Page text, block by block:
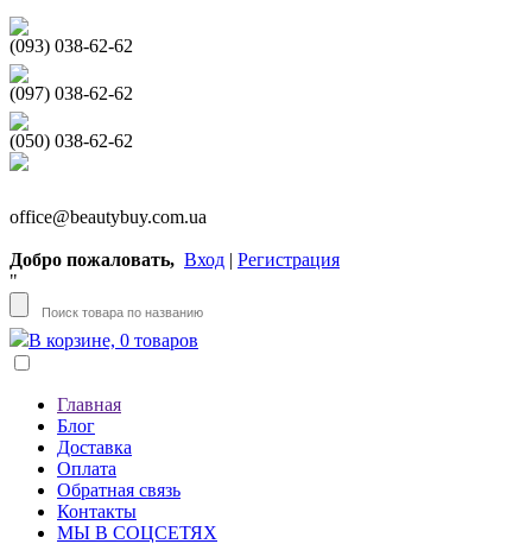
(093) 038-62-62
(097) 038-62-62
(050) 038-62-62
office@beautybuy.com.ua
Добро пожаловать, Вход | Регистрация
"
В корзине, 0 товаров
Главная
Блог
Доставка
Оплата
Обратная связь
Контакты
МЫ В СОЦСЕТЯХ